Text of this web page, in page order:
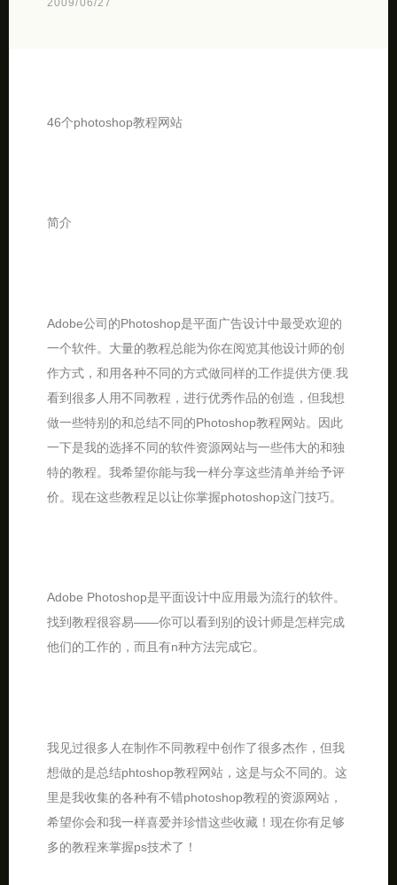
2009/06/27
46个photoshop教程网站
简介
Adobe公司的Photoshop是平面广告设计中最受欢迎的
一个软件。大量的教程总能为你在阅览其他设计师的创
作方式，和用各种不同的方式做同样的工作提供方便.我
看到很多人用不同教程，进行优秀作品的创造，但我想
做一些特别的和总结不同的Photoshop教程网站。因此
一下是我的选择不同的软件资源网站与一些伟大的和独
特的教程。我希望你能与我一样分享这些清单并给予评
价。现在这些教程足以让你掌握photoshop这门技巧。
Adobe Photoshop是平面设计中应用最为流行的软件。
找到教程很容易——你可以看到别的设计师是怎样完成
他们的工作的，而且有n种方法完成它。
我见过很多人在制作不同教程中创作了很多杰作，但我
想做的是总结phtoshop教程网站，这是与众不同的。这
里是我收集的各种有不错photoshop教程的资源网站，
希望你会和我一样喜爱并珍惜这些收藏！现在你有足够
多的教程来掌握ps技术了！